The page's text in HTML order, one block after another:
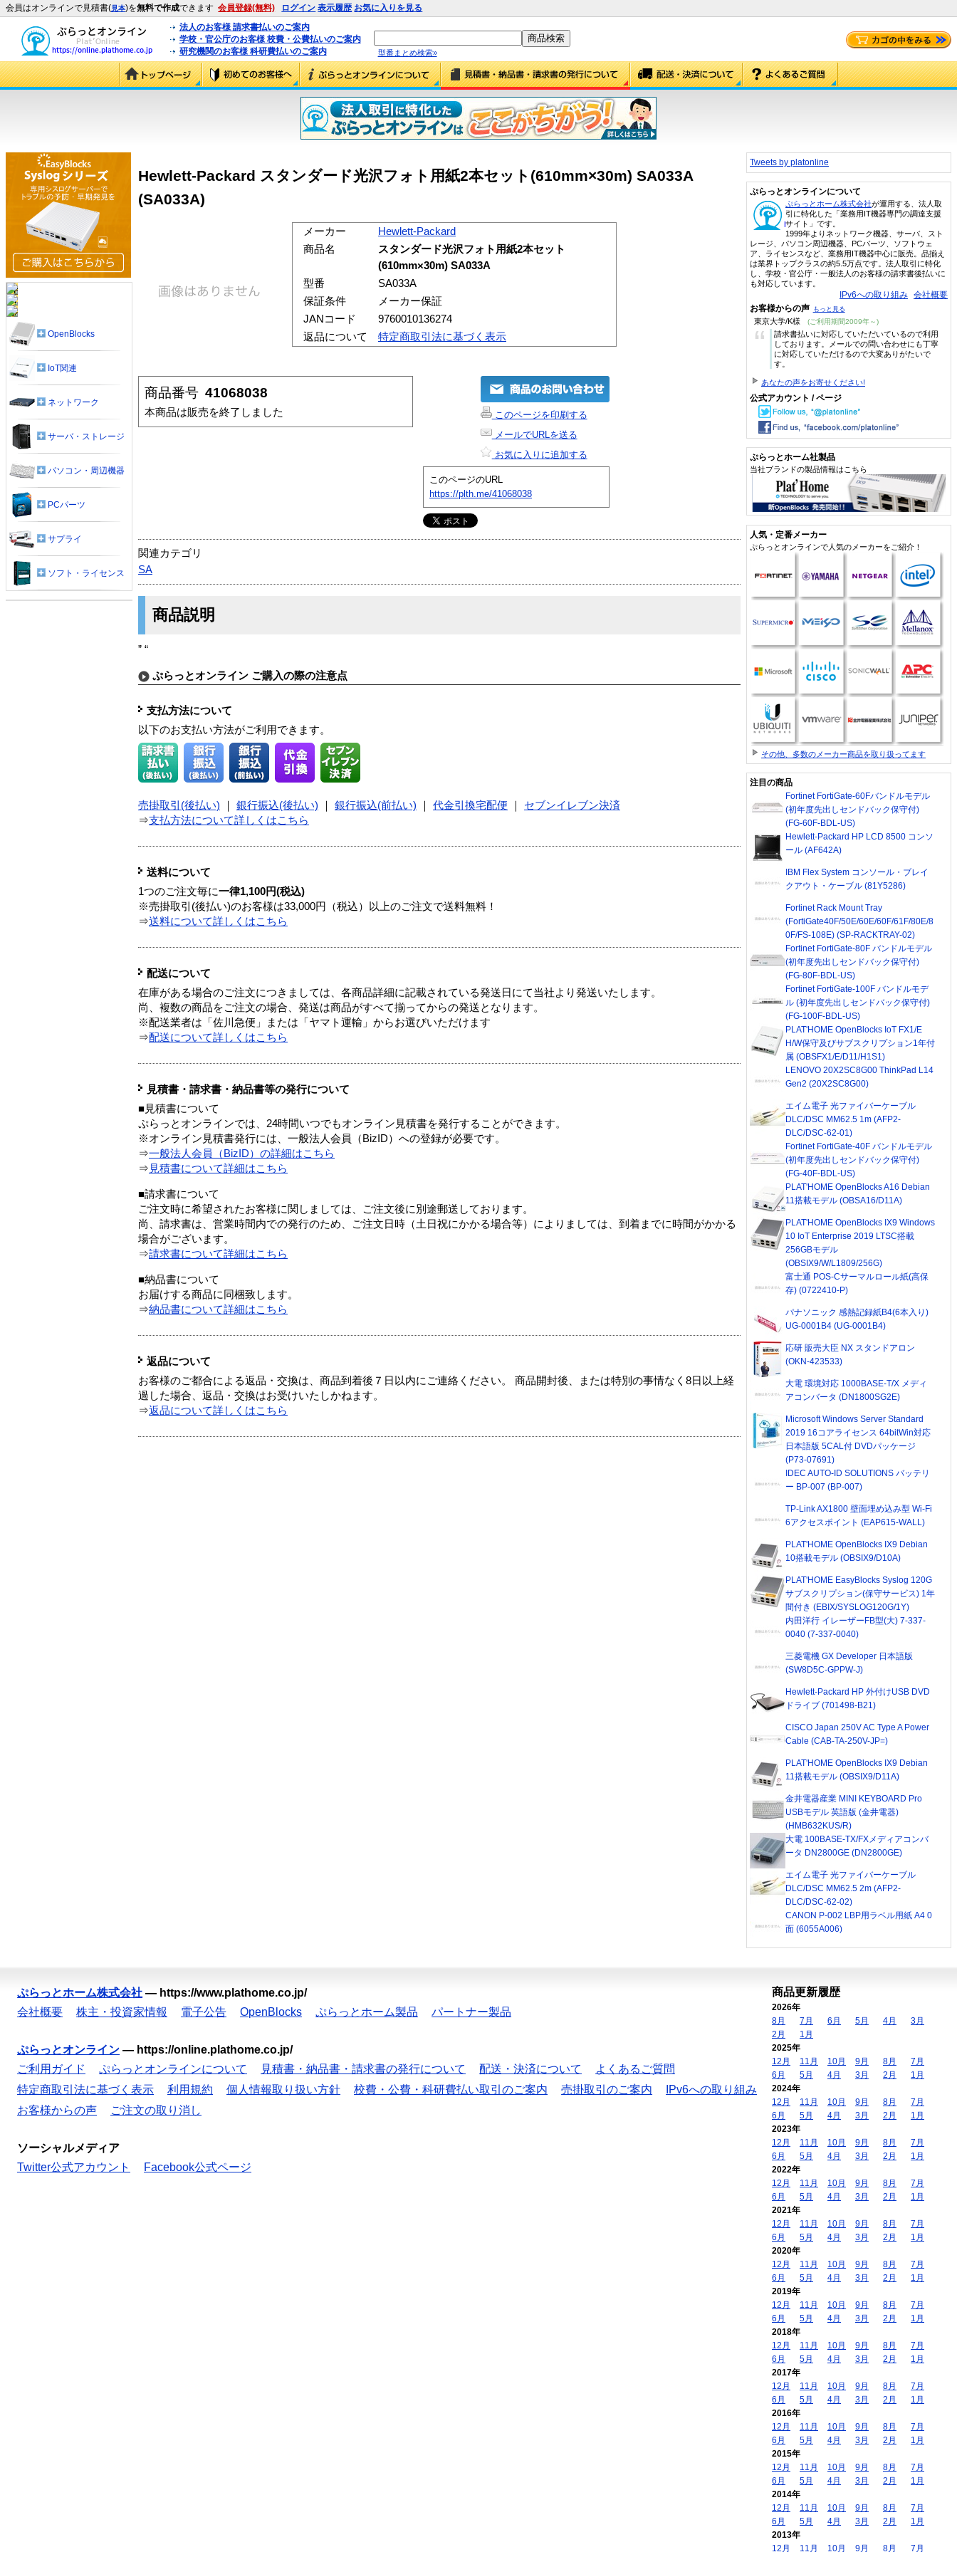
会員はオンラインで見積書(見本)を無料で作成できます 会員登録(無料) ログイン 表示履歴 お気に入りを見る
法人のお客様 請求書払いのご案内
学校・官公庁のお客様 校費・公費払いのご案内
研究機関のお客様 科研費払いのご案内
型番まとめ検索»
Hewlett-Packard スタンダード光沢フォト用紙2本セット(610mm×30m) SA033A
(SA033A)
メーカー
Hewlett-Packard
商品名
スタンダード光沢フォト用紙2本セット
(610mm×30m) SA033A
型番
SA033A
保証条件
メーカー保証
JANコード
9760010136274
返品について
特定商取引法に基づく表示
商品番号 41068038
本商品は販売を終了しました
このページを印刷する
メールでURLを送る
お気に入りに追加する
このページのURL
https://plth.me/41068038
関連カテゴリ
SA
商品説明
” “
ぷらっとオンライン ご購入の際の注意点
支払方法について
以下のお支払い方法がご利用できます。
売掛取引(後払い) 銀行振込(後払い) 銀行振込(前払い) 代金引換宅配便
セブンイレブン決済
⇒支払方法について詳しくはこちら
送料について
1つのご注文毎に一律1,100円(税込)
※売掛取引(後払い)のお客様は33,000円（税込）以上のご注文で送料無料！
⇒送料について詳しくはこちら
配送について
在庫がある場合のご注文につきましては、各商品詳細に記載されている発送日にて当社より発送いたします。
尚、複数の商品をご注文の場合、発送は商品がすべて揃ってからの発送となります。
※配送業者は「佐川急便」または「ヤマト運輸」からお選びいただけます
⇒配送について詳しくはこちら
見積書・請求書・納品書等の発行について
■見積書について
ぷらっとオンラインでは、24時間いつでもオンライン見積書を発行することができます。
※オンライン見積書発行には、一般法人会員（BizID）への登録が必要です。
⇒一般法人会員（BizID）の詳細はこちら
⇒ 見積書について詳細はこちら
■請求書について
ご注文時に希望されたお客様に関しましては、ご注文後に別途郵送しております。
尚、請求書は、営業時間内での発行のため、ご注文日時（土日祝にかかる場合等）によりましては、到着までに時間がかかる
場合がございます。
⇒請求書について詳細はこちら
■納品書について
お届けする商品に同梱致します。
⇒納品書について詳細はこちら
返品について
お客様のご都合による返品・交換は、商品到着後７日以内にご連絡ください。 商品開封後、または特別の事情なく8日以上経
過した場合、返品・交換はお受けいたしかねます。
⇒返品について詳しくはこちら
OpenBlocks
IoT関連
ネットワーク
サーバ・ストレージ
パソコン・周辺機器
PCパーツ
サプライ
ソフト・ライセンス
Tweets by platonline
ぷらっとオンラインについて
ぷらっとホーム株式会社が運用する、法人取
引に特化した「業務用IT機器専門の調達支援
サイト」です。
1999年よりネットワーク機器、サーバ、スト
レージ、パソコン周辺機器、PCパーツ、ソフトウェ
ア、ライセンスなど、業務用IT機器中心に販売。品揃え
は業界トップクラスの約5.5万点です。法人取引に特化
し、学校・官公庁・一般法人のお客様の請求書後払いに
も対応しています。
IPv6への取り組み 会社概要
お客様からの声 もっと見る
東京大学/K様 (ご利用期間2009年～)
“
請求書払いに対応していただいているので利用
しております。メールでの問い合わせにも丁寧
に対応していただけるので大変ありがたいで
す。
あなたの声をお寄せください!
公式アカウント / ページ
ぷらっとホーム社製品
当社ブランドの製品情報はこちら
人気・定番メーカー
ぷらっとオンラインで人気のメーカーをご紹介！
その他、多数のメーカー商品を取り扱ってます
注目の商品
Fortinet FortiGate-60Fバンドルモデル
(初年度先出しセンドバック保守付)
(FG-60F-BDL-US)
Hewlett-Packard HP LCD 8500 コンソ
ール (AF642A)
IBM Flex System コンソール・ブレイ
クアウト・ケーブル (81Y5286)
Fortinet Rack Mount Tray
(FortiGate40F/50E/60E/60F/61F/80E/8
0F/FS-108E) (SP-RACKTRAY-02)
Fortinet FortiGate-80F バンドルモデル
(初年度先出しセンドバック保守付)
(FG-80F-BDL-US)
Fortinet FortiGate-100F バンドルモデ
ル (初年度先出しセンドバック保守付)
(FG-100F-BDL-US)
PLAT'HOME OpenBlocks IoT FX1/E
H/W保守及びサブスクリプション1年付
属 (OBSFX1/E/D11/H1S1)
LENOVO 20X2SC8G00 ThinkPad L14
Gen2 (20X2SC8G00)
エイム電子 光ファイバーケーブル
DLC/DSC MM62.5 1m (AFP2-
DLC/DSC-62-01)
Fortinet FortiGate-40F バンドルモデル
(初年度先出しセンドバック保守付)
(FG-40F-BDL-US)
PLAT'HOME OpenBlocks A16 Debian
11搭載モデル (OBSA16/D11A)
PLAT'HOME OpenBlocks IX9 Windows
10 IoT Enterprise 2019 LTSC搭載
256GBモデル
(OBSIX9/W/L1809/256G)
富士通 POS-Cサーマルロール紙(高保
存) (0722410-P)
パナソニック 感熱記録紙B4(6本入り)
UG-0001B4 (UG-0001B4)
応研 販売大臣 NX スタンドアロン
(OKN-423533)
大電 環境対応 1000BASE-T/X メディ
アコンバータ (DN1800SG2E)
Microsoft Windows Server Standard
2019 16コアライセンス 64bitWin対応
日本語版 5CAL付 DVDパッケージ
(P73-07691)
IDEC AUTO-ID SOLUTIONS バッテリ
ー BP-007 (BP-007)
TP-Link AX1800 壁面埋め込み型 Wi-Fi
6アクセスポイント (EAP615-WALL)
PLAT'HOME OpenBlocks IX9 Debian
10搭載モデル (OBSIX9/D10A)
PLAT'HOME EasyBlocks Syslog 120G
サブスクリプション(保守サービス) 1年
間付き (EBIX/SYSLOG120G/1Y)
内田洋行 イレーザーFB型(大) 7-337-
0040 (7-337-0040)
三菱電機 GX Developer 日本語版
(SW8D5C-GPPW-J)
Hewlett-Packard HP 外付けUSB DVD
ドライブ (701498-B21)
CISCO Japan 250V AC Type A Power
Cable (CAB-TA-250V-JP=)
PLAT'HOME OpenBlocks IX9 Debian
11搭載モデル (OBSIX9/D11A)
金井電器産業 MINI KEYBOARD Pro
USBモデル 英語版 (金井電器)
(HMB632KUS/R)
大電 100BASE-TX/FXメディアコンバ
ータ DN2800GE (DN2800GE)
エイム電子 光ファイバーケーブル
DLC/DSC MM62.5 2m (AFP2-
DLC/DSC-62-02)
CANON P-002 LBP用ラベル用紙 A4 0
面 (6055A006)
ぷらっとホーム株式会社 — https://www.plathome.co.jp/
会社概要
株主・投資家情報 電子公告 OpenBlocks ぷらっとホーム製品 パートナー製品
ぷらっとオンライン — https://online.plathome.co.jp/
ご利用ガイド
ぷらっとオンラインについて 見積書・納品書・請求書の発行について 配送・決済について
よくあるご質問
特定商取引法に基づく表示
利用規約 個人情報取り扱い方針 校費・公費・科研費払い取引のご案内 売掛取引のご案内
IPv6への取り組み
お客様からの声
ご注文の取り消し
ソーシャルメディア
Twitter公式アカウント
Facebook公式ページ
商品更新履歴
2026年
8月
7月 6月 5月 4月
3月
2月
1月
2025年
12月
11月 10月 9月 8月
7月
6月
5月 4月 3月 2月
1月
2024年
12月
11月 10月 9月 8月
7月
6月
5月 4月 3月 2月
1月
2023年
12月
11月 10月 9月 8月
7月
6月
5月 4月 3月 2月
1月
2022年
12月
11月 10月 9月 8月
7月
6月
5月 4月 3月 2月
1月
2021年
12月
11月 10月 9月 8月
7月
6月
5月 4月 3月 2月
1月
2020年
12月
11月 10月 9月 8月
7月
6月
5月 4月 3月 2月
1月
2019年
12月
11月 10月 9月 8月
7月
6月
5月 4月 3月 2月
1月
2018年
12月
11月 10月 9月 8月
7月
6月
5月 4月 3月 2月
1月
2017年
12月
11月 10月 9月 8月
7月
6月
5月 4月 3月 2月
1月
2016年
12月
11月 10月 9月 8月
7月
6月
5月 4月 3月 2月
1月
2015年
12月
11月 10月 9月 8月
7月
6月
5月 4月 3月 2月
1月
2014年
12月
11月 10月 9月 8月
7月
6月
5月 4月 3月 2月
1月
2013年
12月
11月 10月 9月 8月 7月